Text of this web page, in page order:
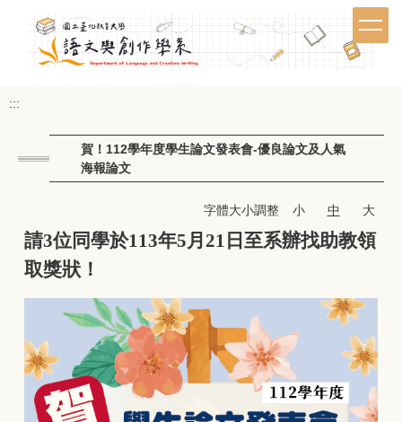
容
:::
賀！112學年度學生論文發表會-優良論文及人氣
海報論文
字體大小調整 小 中 大
請3位同學於113年5月21日至系辦找助教領
取獎狀！